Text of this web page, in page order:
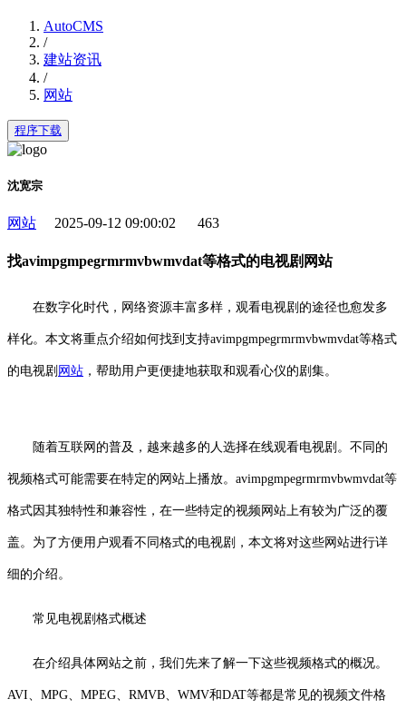
AutoCMS
/
建站资讯
/
网站
程序下载
沈宽宗
网站 2025-09-12 09:00:02 463
找avimpgmpegrmrmvbwmvdat等格式的电视剧网站
在数字化时代，网络资源丰富多样，观看电视剧的途径也愈发多
样化。本文将重点介绍如何找到支持avimpgmpegrmrmvbwmvdat等格式
的电视剧 网站 ，帮助用户更便捷地获取和观看心仪的剧集。
随着互联网的普及，越来越多的人选择在线观看电视剧。不同的
视频格式可能需要在特定的网站上播放。avimpgmpegrmrmvbwmvdat等
格式因其独特性和兼容性，在一些特定的视频网站上有较为广泛的覆
盖。为了方便用户观看不同格式的电视剧，本文将对这些网站进行详
细的介绍。
常见电视剧格式概述
在介绍具体网站之前，我们先来了解一下这些视频格式的概况。
AVI、MPG、MPEG、RMVB、WMV和DAT等都是常见的视频文件格